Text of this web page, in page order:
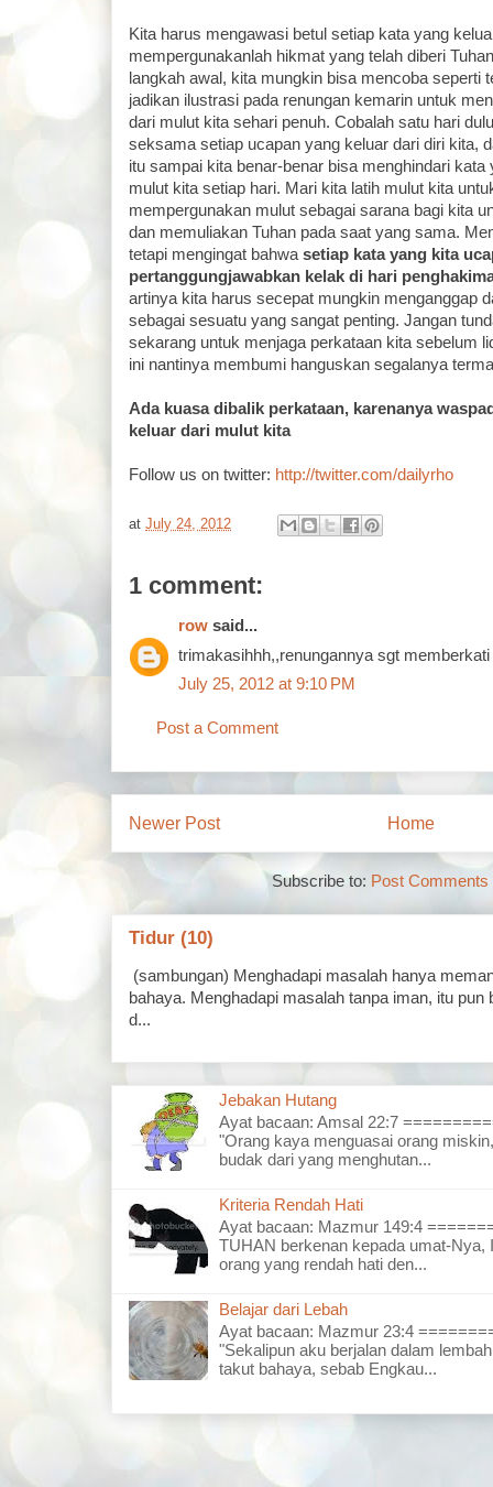
Kita harus mengawasi betul setiap kata yang
mempergunakanlah hikmat yang telah diberi
langkah awal, kita mungkin bisa mencoba seperti
jadikan ilustrasi pada renungan kemarin untuk
dari mulut kita sehari penuh. Cobalah satu hari
seksama setiap ucapan yang keluar dari diri kita,
itu sampai kita benar-benar bisa menghindari kata
mulut kita setiap hari. Mari kita latih mulut kita
mempergunakan mulut sebagai sarana bagi kita
dan memuliakan Tuhan pada saat yang sama.
tetapi mengingat bahwa setiap kata yang kita
pertanggungjawabkan kelak di hari
artinya kita harus secepat mungkin menganggap
sebagai sesuatu yang sangat penting. Jangan
sekarang untuk menjaga perkataan kita sebelum
ini nantinya membumi hanguskan segalanya
Ada kuasa dibalik perkataan, karenanya
keluar dari mulut kita
Follow us on twitter: http://twitter.com/dailyrho
at July 24, 2012
1 comment:
row said...
trimakasihhh,,renungannya sgt
July 25, 2012 at 9:10 PM
Post a Comment
Newer Post Home
Subscribe to: Post Comments
Tidur (10)
(sambungan) Menghadapi masalah hanya
bahaya. Menghadapi masalah tanpa iman, itu pun
d...
Jebakan Hutang
Ayat bacaan: Amsal 22:7
"Orang kaya menguasai orang
budak dari yang menghutan...
Kriteria Rendah Hati
Ayat bacaan: Mazmur 149:4
TUHAN berkenan kepada umat-Nya,
orang yang rendah hati den...
Belajar dari Lebah
Ayat bacaan: Mazmur 23:4
"Sekalipun aku berjalan dalam
takut bahaya, sebab Engkau...